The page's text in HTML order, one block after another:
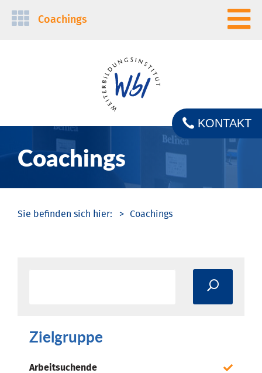
Navigation
Coachings
Coachings
KONTAKT
Coachings
Zielgruppe
Arbeitsuchende